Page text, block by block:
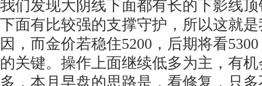
我们发现大阴线下面都有长的下影线
下面有比较强的支撑守护，所以这就
因，而金价若稳住5200，后期将看
的关键。操作上面继续低多为主，有
多，本月早盘的思路是，看修复，只